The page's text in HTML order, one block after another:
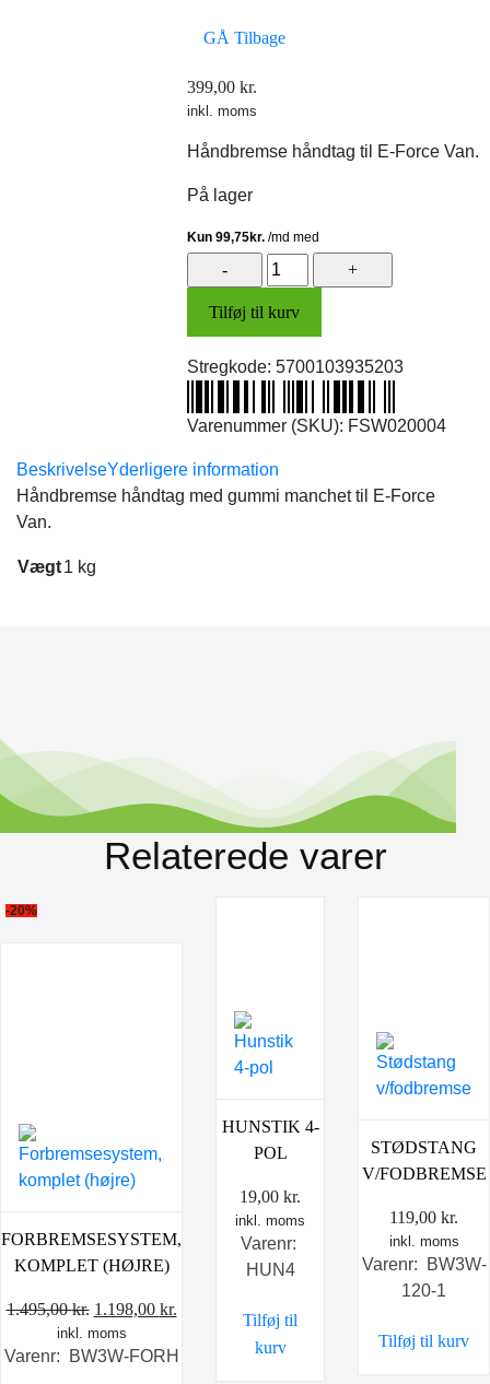
GÅ Tilbage
399,00 kr.
inkl. moms
Håndbremse håndtag til E-Force Van.
På lager
Håndbremse
(Van)
antal
Tilføj til kurv
Stregkode: 5700103935203
Varenummer (SKU): FSW020004
BeskrivelseYderligere information
Håndbremse håndtag med gummi manchet til E-Force
Van.
Vægt1 kg
Relaterede varer
-20%
FORBREMSESYSTEM,
KOMPLET (HØJRE)
1.495,00kr. Den
oprindelige
pris
1.198,00 kr.
pris
inkl. moms
Varenr: BW3W-FORH
HUNSTIK 4-
POL
19,00 kr.
inkl. moms
Varenr:
HUN4
Tilføj til
kurv
STØDSTANG
V/FODBREMSE
119,00 kr.
inkl. moms
Varenr: BW3W-
120-1
Tilføj til kurv